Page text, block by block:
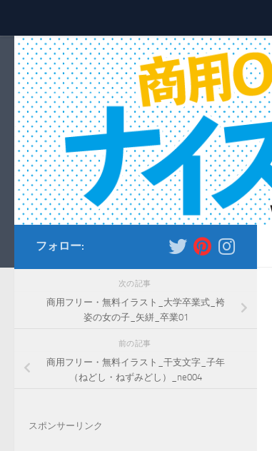
フォロー:
次の記事
商用フリー・無料イラスト_大学卒業式_袴
姿の女の子_矢絣_卒業01
前の記事
商用フリー・無料イラスト_干支文字_子年
（ねどし・ねずみどし）_ne004
スポンサーリンク